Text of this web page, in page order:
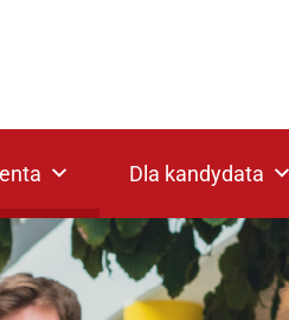
Dla kandydata